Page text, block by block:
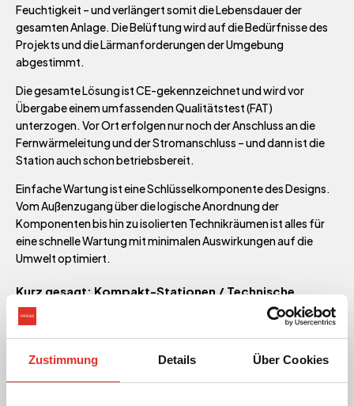
Zustimmung Details Über Cookies
Feuchtigkeit – und verlängert somit die Lebensdauer der
gesamten Anlage. Die Belüftung wird auf die Bedürfnisse des
Projekts und die Lärmanforderungen der Umgebung
abgestimmt.
Die gesamte Lösung ist CE-gekennzeichnet und wird vor
Übergabe einem umfassenden Qualitätstest (FAT)
unterzogen. Vor Ort erfolgen nur noch der Anschluss an die
Fernwärmeleitung und der Stromanschluss – und dann ist die
Station auch schon betriebsbereit.
Einfache Wartung ist eine Schlüsselkomponente des Designs.
Vom Außenzugang über die logische Anordnung der
Komponenten bis hin zu isolierten Technikräumen ist alles für
eine schnelle Wartung mit minimalen Auswirkungen auf die
Umwelt optimiert.
Kurz gesagt: Kompakt-Stationen / Technische
Versorgungsstationen von Priess kombinieren
technische Exzellenz mit niedrigem Platzaufwand,
oder beengten Verhältnissen.